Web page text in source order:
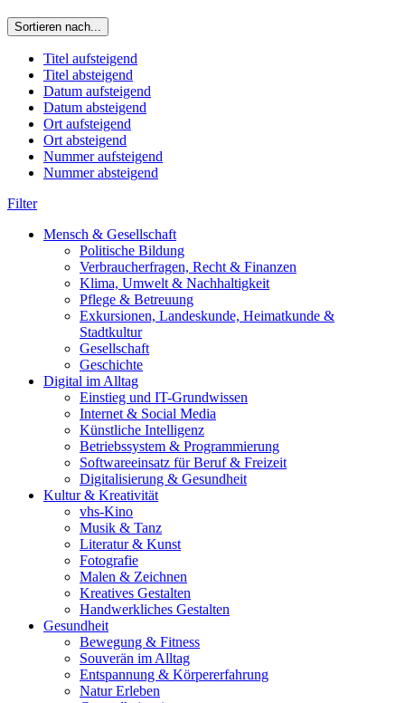
Sortieren nach...
Titel aufsteigend
Titel absteigend
Datum aufsteigend
Datum absteigend
Ort aufsteigend
Ort absteigend
Nummer aufsteigend
Nummer absteigend
Filter
Mensch & Gesellschaft
Politische Bildung
Verbraucherfragen, Recht & Finanzen
Klima, Umwelt & Nachhaltigkeit
Pflege & Betreuung
Exkursionen, Landeskunde, Heimatkunde &
Stadtkultur
Gesellschaft
Geschichte
Digital im Alltag
Einstieg und IT-Grundwissen
Internet & Social Media
Künstliche Intelligenz
Betriebssystem & Programmierung
Softwareeinsatz für Beruf & Freizeit
Digitalisierung & Gesundheit
Kultur & Kreativität
vhs-Kino
Musik & Tanz
Literatur & Kunst
Fotografie
Malen & Zeichnen
Kreatives Gestalten
Handwerkliches Gestalten
Gesundheit
Bewegung & Fitness
Souverän im Alltag
Entspannung & Körpererfahrung
Natur Erleben